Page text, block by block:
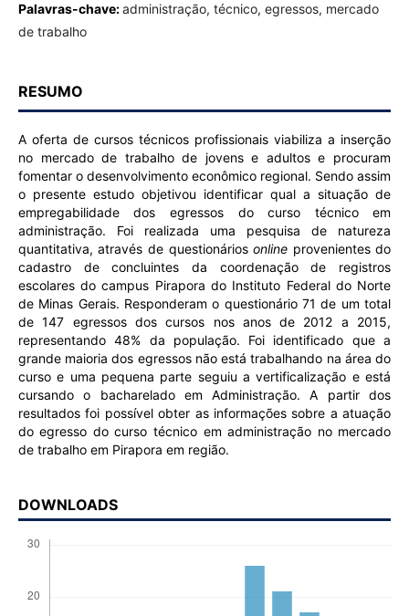
Palavras-chave:administração, técnico, egressos, mercado
de trabalho
RESUMO
A oferta de cursos técnicos profissionais viabiliza a inserção
no mercado de trabalho de jovens e adultos e procuram
fomentar o desenvolvimento econômico regional. Sendo assim
o presente estudo objetivou identificar qual a situação de
empregabilidade dos egressos do curso técnico em
administração. Foi realizada uma pesquisa de natureza
quantitativa, através de questionáriosonline provenientes do
cadastro de concluintes da coordenação de registros
escolares do campus Pirapora do Instituto Federal do Norte
de Minas Gerais. Responderam o questionário 71 de um total
de 147 egressos dos cursos nos anos de 2012 a 2015,
representando 48% da população. Foi identificado que a
grande maioria dos egressos não está trabalhando na área do
curso e uma pequena parte seguiu a vertificalização e está
cursando o bacharelado em Administração. A partir dos
resultados foi possível obter as informações sobre a atuação
do egresso do curso técnico em administração no mercado
de trabalho em Pirapora em região.
DOWNLOADS